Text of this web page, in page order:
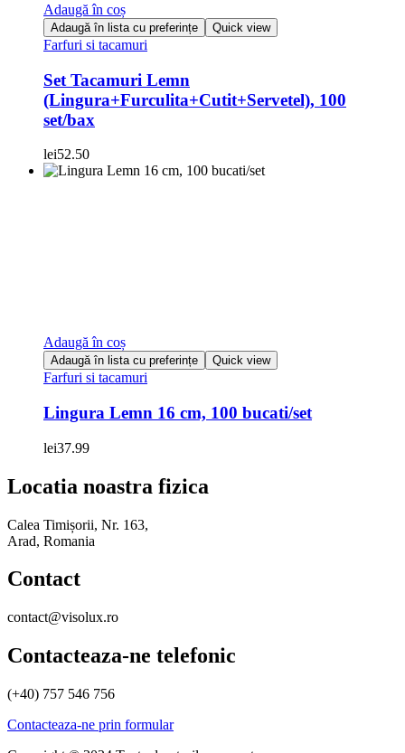
Adaugă în coș
Adaugă în lista cu preferințe Quick view
Farfuri si tacamuri
Set Tacamuri Lemn
(Lingura+Furculita+Cutit+Servetel), 100
set/bax
lei52.50
Adaugă în coș
Adaugă în lista cu preferințe Quick view
Farfuri si tacamuri
Lingura Lemn 16 cm, 100 bucati/set
lei37.99
Locatia noastra fizica
Calea Timișorii, Nr. 163,
Arad, Romania
Contact
contact@visolux.ro
Contacteaza-ne telefonic
(+40) 757 546 756
Contacteaza-ne prin formular